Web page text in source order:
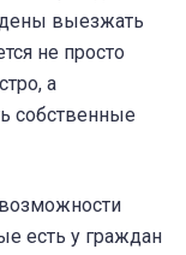
выезжать
не просто
а
собственные
есть у граждан